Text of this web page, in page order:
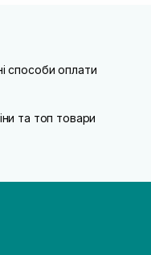
способи оплати
та топ товари